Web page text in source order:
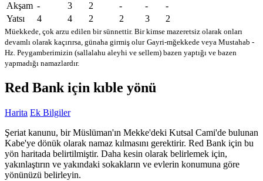
Akşam - 3 2 - -
-
Yatsı
4 4 2 2 3 2
Müekkede, çok arzu edilen bir sünnettir. Bir kimse mazeretsiz olarak onları
devamlı olarak kaçırırsa, günaha girmiş olur Gayri-mğekkede veya Mustahab -
Hz. Peygamberimizin (sallalahu aleyhi ve sellem) bazen yaptığı ve bazen
yapmadığı namazlardır.
Red Bank için kıble yönü
Harita Ek Bilgiler
Şeriat kanunu, bir Müslüman'ın Mekke'deki Kutsal Cami'de bulunan
Kabe'ye dönük olarak namaz kılmasını gerektirir. Red Bank için bu
yön haritada belirtilmiştir. Daha kesin olarak belirlemek için,
yakınlaştırın ve yakındaki sokakların ve evlerin konumuna göre
yönünüzü belirleyin.